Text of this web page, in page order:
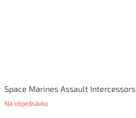
Space Marines Assault Intercessors
Na objednávku